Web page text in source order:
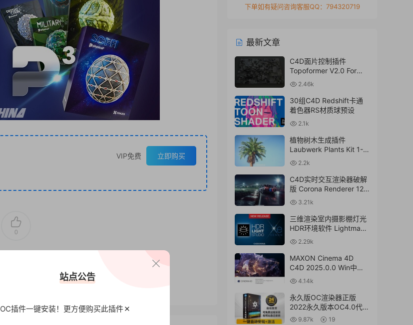
VIP免费 立即购买
0
下单如有疑问咨询客服QQ：794320719
最新文章
C4D面片控制插件
Topoformer V2.0 For
Cinema 4D R23 – 2024
Win/Mac
2.46k
30组C4D Redshift卡通
着色器RS材质球预设
2.1k
植物树木生成插件
Laubwerk Plants Kit 1-7
v1.0.50 For
C4D/MAX/Maya/Sketch
Up Win/Mac
2.2k
C4D实时交互渲染器破解
版 Corona Renderer 12.1
for Cinema 4D R17-
2024+离线材质预设库
3.21k
三维渲染室内摄影棚灯光
HDR环境软件 Lightmap
HDR Light Studio Xenon
V8.2.2.2024.0701 Win破
解版 + 接口插件
2.29k
MAXON Cinema 4D
C4D 2025.0.0 Win中文
版/英文版/破解版
4.14k
永久版OC渲染器正版
2022永久版本OC4.0代购
订阅注册C4D插件汉化双
9.87k 19
站点公告
OC插件一键安装！更方便购买此插件